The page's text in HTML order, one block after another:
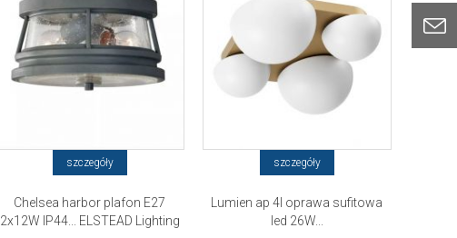
szczegóły
Chelsea harbor plafon E27
2x12W IP44... ELSTEAD Lighting
szczegóły
Lumien ap 4l oprawa sufitowa
led 26W...